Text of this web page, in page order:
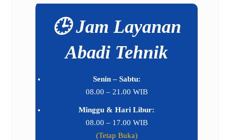
🕒 Jam Layanan
Abadi Tehnik
Senin – Sabtu:
08.00 – 21.00 WIB
Minggu & Hari Libur:
08.00 – 17.00 WIB
(Tetap Buka)